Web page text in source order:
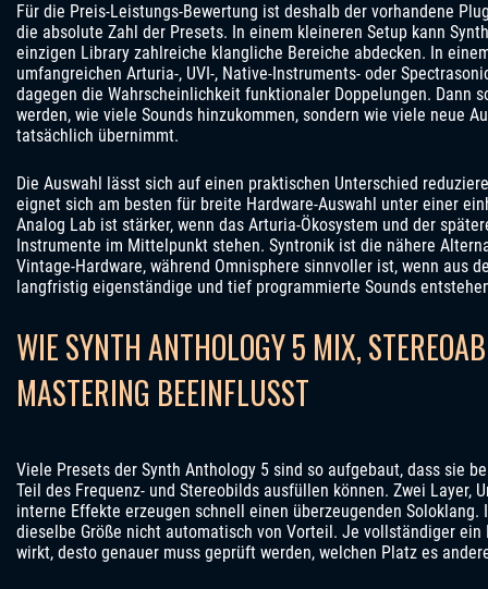
Für die Preis-Leistungs-Bewertung ist deshalb der vorhandene
die absolute Zahl der Presets. In einem kleineren Setup kann
einzigen Library zahlreiche klangliche Bereiche abdecken. In
umfangreichen Arturia-, UVI-, Native-Instruments- oder
dagegen die Wahrscheinlichkeit funktionaler Doppelungen. Dann
werden, wie viele Sounds hinzukommen, sondern wie viele neue
tatsächlich übernimmt.
Die Auswahl lässt sich auf einen praktischen Unterschied
eignet sich am besten für breite Hardware-Auswahl unter einer
Analog Lab ist stärker, wenn das Arturia-Ökosystem und der
Instrumente im Mittelpunkt stehen. Syntronik ist die nähere
Vintage-Hardware, während Omnisphere sinnvoller ist, wenn aus
langfristig eigenständige und tief programmierte Sounds
WIE SYNTH ANTHOLOGY 5 MIX,
MASTERING BEEINFLUSST
Viele Presets der Synth Anthology 5 sind so aufgebaut, dass sie
Teil des Frequenz- und Stereobilds ausfüllen können. Zwei Layer,
interne Effekte erzeugen schnell einen überzeugenden Soloklang.
dieselbe Größe nicht automatisch von Vorteil. Je vollständiger
wirkt, desto genauer muss geprüft werden, welchen Platz es